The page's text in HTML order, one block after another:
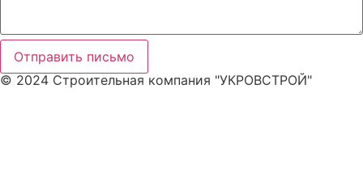
Отправить письмо
© 2024 Строительная компания "УКРОВСТРОЙ"